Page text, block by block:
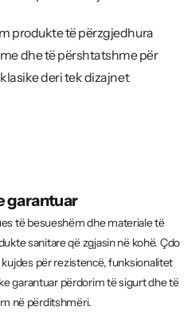
produkte të përzgjedhura
dhe të përshtatshme për
deri tek dizajnet
garantuar
të besueshëm dhe materiale të
sanitare që zgjasin në kohë. Çdo
për rezistencë, funksionalitet
garantuar përdorim të sigurt dhe të
në përditshmëri.